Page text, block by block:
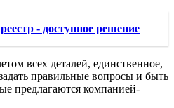
- доступное решение
всех деталей, единственное,
правильные вопросы и быть
предлагаются компанией-